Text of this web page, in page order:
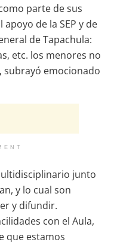
parte de sus
de la SEP y de
de Tapachula:
etc. los menores no
subrayó emocionado
junto
y lo cual son
y difundir.
con el Aula,
que estamos